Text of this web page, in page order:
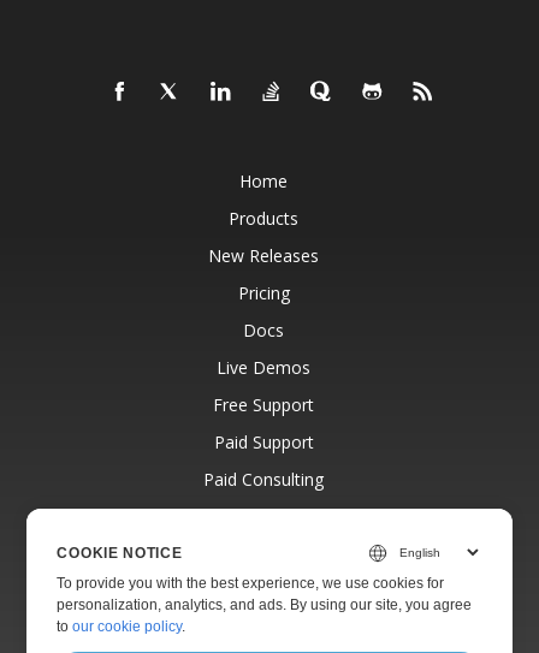
Home
Products
New Releases
Pricing
Docs
Live Demos
Free Support
Paid Support
Paid Consulting
Blog
About
COOKIE NOTICE
To provide you with the best experience, we use cookies for
personalization, analytics, and ads. By using our site, you agree
toour cookie policy.